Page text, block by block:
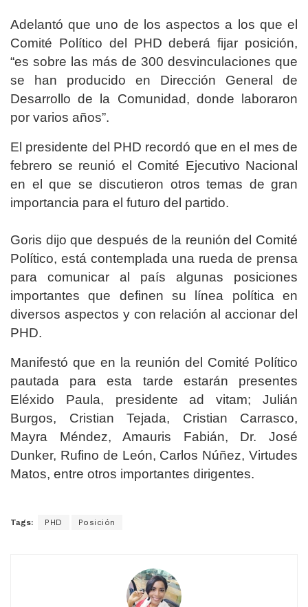
Adelantó que uno de los aspectos a los que el
Comité Político del PHD deberá fijar posición,
“es sobre las más de 300 desvinculaciones que
se han producido en Dirección General de
Desarrollo de la Comunidad, donde laboraron
por varios años”.
El presidente del PHD recordó que en el mes de
febrero se reunió el Comité Ejecutivo Nacional
en el que se discutieron otros temas de gran
importancia para el futuro del partido.
Goris dijo que después de la reunión del Comité
Político, está contemplada una rueda de prensa
para comunicar al país algunas posiciones
importantes que definen su línea política en
diversos aspectos y con relación al accionar del
PHD.
Manifestó que en la reunión del Comité Político
pautada para esta tarde estarán presentes
Eléxido Paula, presidente ad vitam; Julián
Burgos, Cristian Tejada, Cristian Carrasco,
Mayra Méndez, Amauris Fabián, Dr. José
Dunker, Rufino de León, Carlos Núñez, Virtudes
Matos, entre otros importantes dirigentes.
Tags: PHD Posición